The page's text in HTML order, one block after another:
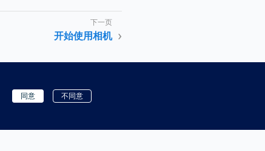
开始使用相机
同意 不同意